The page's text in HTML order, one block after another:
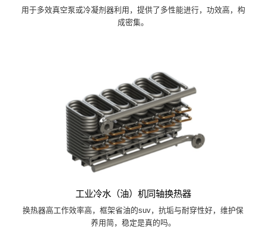
用于多效真空泵或冷凝剂器利用，提供了多性能进行，功效高，构
成密集。
工业冷水（油）机同轴换热器
换热器高工作效率高，框架省油的suv，抗垢与耐穿性好，维护保
养用简，稳定是真的吗。